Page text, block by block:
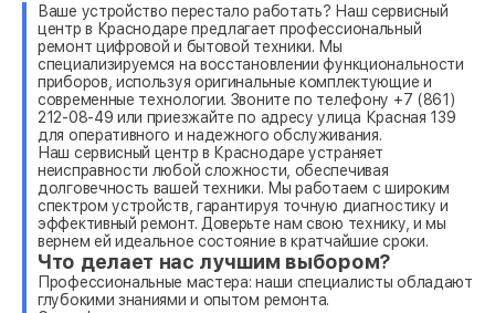
Ваше устройство перестало работать? Наш сервисный
центр в Краснодаре предлагает профессиональный
ремонт цифровой и бытовой техники. Мы
специализируемся на восстановлении функциональности
приборов, используя оригинальные комплектующие и
современные технологии. Звоните по телефону +7 (861)
212-08-49 или приезжайте по адресу улица Красная 139
для оперативного и надежного обслуживания.
Наш сервисный центр в Краснодаре устраняет
неисправности любой сложности, обеспечивая
долговечность вашей техники. Мы работаем с широким
спектром устройств, гарантируя точную диагностику и
эффективный ремонт. Доверьте нам свою технику, и мы
вернем ей идеальное состояние в кратчайшие сроки.
Что делает нас лучшим выбором?
Профессиональные мастера: наши специалисты обладают
глубокими знаниями и опытом ремонта.